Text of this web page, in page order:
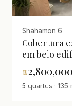
Shahamon 6
Cobertura
em belo
para o
andar alto
luxuoso,
₪2,800,000
5 quartos · 135